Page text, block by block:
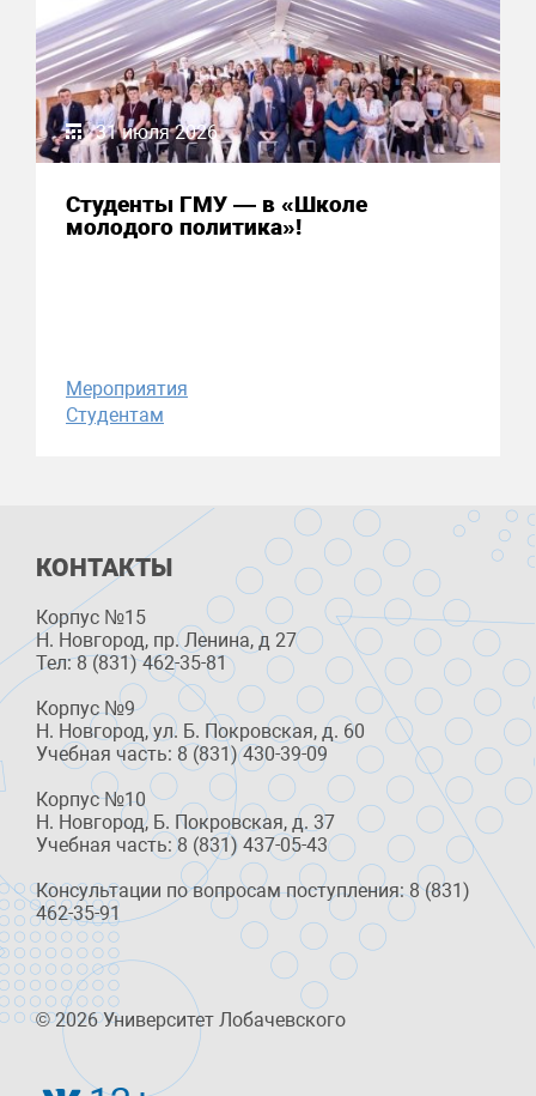
31 июля 2026
Студенты ГМУ — в «Школе
молодого политика»!
Мероприятия
Студентам
КОНТАКТЫ
Корпус №15
Н. Новгород, пр. Ленина, д 27
Тел: 8 (831) 462-35-81
Корпус №9
Н. Новгород, ул. Б. Покровская, д. 60
Учебная часть: 8 (831) 430-39-09
Корпус №10
Н. Новгород, Б. Покровская, д. 37
Учебная часть: 8 (831) 437-05-43
Консультации по вопросам поступления: 8 (831)
462-35-91
© 2026 Университет Лобачевского